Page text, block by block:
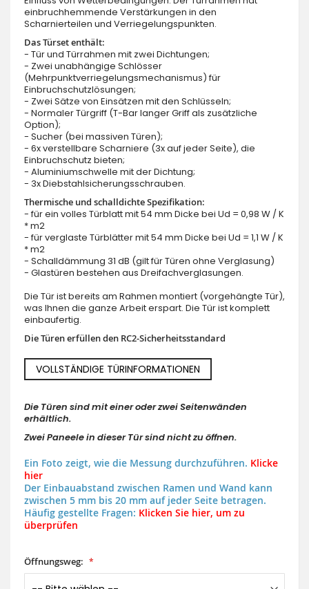
einbruchhemmende Verstärkungen in den
Scharnierteilen und Verriegelungspunkten.
Das Türset enthält:
- Tür und Türrahmen mit zwei Dichtungen;
- Zwei unabhängige Schlösser
(Mehrpunktverriegelungsmechanismus) für
Einbruchschutzlösungen;
- Zwei Sätze von Einsätzen mit den Schlüsseln;
- Normaler Türgriff (T-Bar langer Griff als zusätzliche
Option);
- Sucher (bei massiven Türen);
- 6x verstellbare Scharniere (3x auf jeder Seite), die
Einbruchschutz bieten;
- Aluminiumschwelle mit der Dichtung;
- 3x Diebstahlsicherungsschrauben.
Thermische und schalldichte Spezifikation:
- für ein volles Türblatt mit 54 mm Dicke bei Ud = 0,98 W / K
* m2
- für verglaste Türblätter mit 54 mm Dicke bei Ud = 1,1 W / K
* m2
- Schalldämmung 31 dB (gilt für Türen ohne Verglasung)
- Glastüren bestehen aus Dreifachverglasungen.
Die Tür ist bereits am Rahmen montiert (vorgehängte Tür),
was Ihnen die ganze Arbeit erspart. Die Tür ist komplett
einbaufertig.
Die Türen erfüllen den RC2-Sicherheitsstandard
VOLLSTÄNDIGE TÜRINFORMATIONEN
Die Türen sind mit einer oder zwei Seitenwänden
erhältlich.
Zwei Paneele in dieser Tür sind nicht zu öffnen.
Ein Foto zeigt, wie die Messung durchzuführen. Klicke
hier
Der Einbauabstand zwischen Ramen und Wand kann
zwischen 5 mm bis 20 mm auf jeder Seite betragen.
Häufig gestellte Fragen: Klicken Sie hier, um zu
überprüfen
Öffnungsweg: